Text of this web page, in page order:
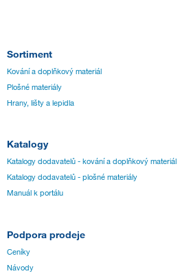
Sortiment
Kování a doplňkový materiál
Plošné materiály
Hrany, lišty a lepidla
Katalogy
Katalogy dodavatelů - kování a doplňkový materiál
Katalogy dodavatelů - plošné materiály
Manuál k portálu
Podpora prodeje
Ceníky
Návody